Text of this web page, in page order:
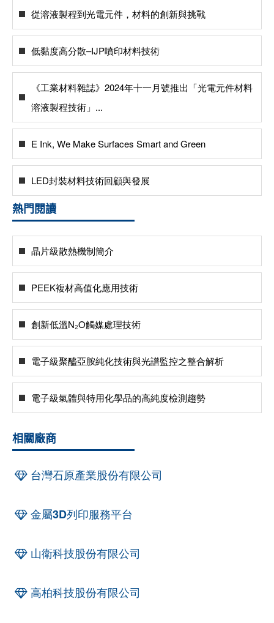
從溶液製程到光電元件，材料的創新與挑戰
低黏度高分散–IJP噴印材料技術
《工業材料雜誌》2024年十一月號推出「光電元件材料
溶液製程技術」...
E Ink, We Make Surfaces Smart and Green
LED封裝材料技術回顧與發展
熱門閱讀
晶片級散熱機制簡介
PEEK複材高值化應用技術
創新低溫N₂O觸媒處理技術
電子級聚醯亞胺純化技術與光譜監控之整合解析
電子級氣體與特用化學品的高純度檢測趨勢
相關廠商
台灣石原產業股份有限公司
金屬3D列印服務平台
山衛科技股份有限公司
高柏科技股份有限公司